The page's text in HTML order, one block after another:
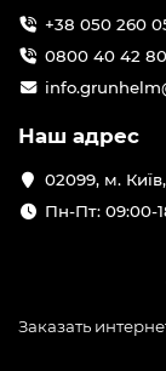
+38 050 260
0800 40 42 80
Наш адрес
02099, м.
Пн-Пт: 09:00-
Заказать